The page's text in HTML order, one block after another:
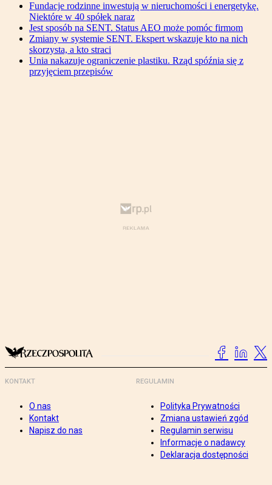
Fundacje rodzinne inwestują w nieruchomości i energetykę.
Niektóre w 40 spółek naraz
Jest sposób na SENT. Status AEO może pomóc firmom
Zmiany w systemie SENT. Ekspert wskazuje kto na nich
skorzysta, a kto straci
Unia nakazuje ograniczenie plastiku. Rząd spóźnia się z
przyjęciem przepisów
KONTAKT
O nas
Kontakt
Napisz do nas
REGULAMIN
Polityka Prywatności
Zmiana ustawień zgód
Regulamin serwisu
Informacje o nadawcy
Deklaracja dostępności